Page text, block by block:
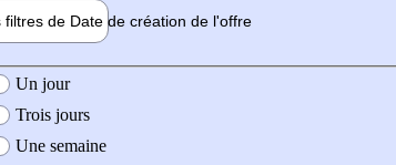
filtres de Date de création de l'offre
création de l'offre
Un jour
Trois jours
Une semaine